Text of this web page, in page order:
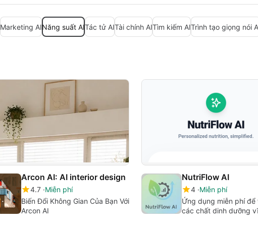
Marketing AINăng suất AITác tử AITài chính AITìm kiếm AITrình tạo giọng nói
Arcon AI: AI interior design
4.7 Miễn phí
Biến Đổi Không Gian Của Bạn Với
Arcon AI
NutriFlow AI
4 Miễn phí
Ứng dụng miễn phí để
các chất dinh dưỡng